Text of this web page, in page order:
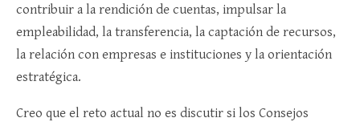
contribuir a la rendición de cuentas, impulsar la
empleabilidad, la transferencia, la captación de recursos,
la relación con empresas e instituciones y la orientación
estratégica.
Creo que el reto actual no es discutir si los Consejos